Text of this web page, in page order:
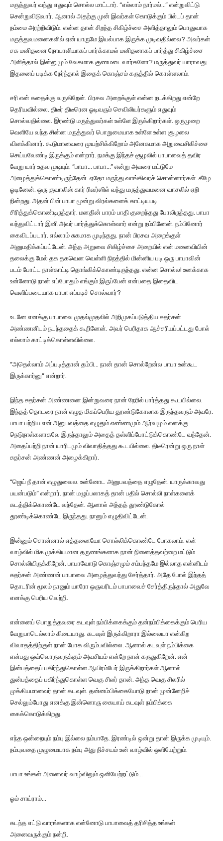
மருத்துவர் வந்து எதுவும் சொல்ல மாட்டார். “எல்லாம் நார்மல்…” என்றுவிட்டு
சென்றுவிடுவார். ஆனால் அதற்கு முன் இவர்கள் கொடுக்கும் பில்டப் தான்
நம்மை அரற்றிவிடும். என்ன தான் சிறந்த சிகிழ்ச்சை அளித்தாலும் பொதுவாக
மருத்துவமனைகளில் ஏன் யாருமே இயல்பாக இருக்க முடிவதில்லை? அவர்கள்
சக மனிதனை நோயாளியாகப் பார்க்காமல் மனிதனாகப் பார்த்து சிகிழ்ச்சை
அளித்தால் இன்னுமும் வேகமாக குணமடைவார்களோ? மருத்துவர் யாராவது
இதனைப் படிக்க நேர்ந்தால் இதைக் கொஞ்சம் கருத்தில் கொள்ளலாம்.
சரி என் கதைக்கு வருகிறேன். பிரசவ அறைக்குள் என்ன நடக்கிறது என்றே
தெரியவில்லை. திடீர் திடீரென ஓடிவரும் செவிலியர்களும் எதுவும்
சொல்வதில்லை. இரண்டு மருத்துவர்கள் உள்ளே இருக்கிறார்கள். ஒருமுறை
வெளியே வந்த சின்ன மருத்துவர் பொறுமையாக உள்ளே உள்ள சூழலை
விளக்கினார். கூடுமானவரை முயற்சிக்கிறோம் அனேகமாக அறுவைசிகிச்சை
செய்யவேண்டி இருக்கும் என்றார். நமக்கு இந்தச் சூழலில் பாபாவைத் தவிர
வேறு யார் உதவ முடியும். “பாபா… பாபா…” என்று அவரை மட்டுமே
அழைத்துக்கொண்டிருந்தேன். ஏதோ மருந்து வாங்கிவரச் சொன்னார்கள். கீழே
ஓடினேன். ஒரு குவாலிஸ் கார் ரிவர்ஸில் வந்து மருத்துவமனை வாசலில் ஏறி
நின்றது. அதன் பின் பாபா மூன்று விரல்களைக் காட்டியபடி
சிரித்துக்கொண்டிருந்தார். மனதின் பாரம் பாதி குறைந்தது போலிருந்தது. பாபா
வந்துவிட்டார் இனி அவர் பார்த்துக்கொள்வார் என்று நம்பினேன். நம்பினோர்
கைவிடப்படார். எல்லாம் சுகமாக முடிந்தது. நான் பிரசவ அறைக்குள்
அனுமதிக்கப்பட்டேன். அந்த அறுவை சிகிழ்ச்சை அறையில் என் மனைவியின்
தலைக்கு மேல் தக தகவென வெள்ளி நிறத்தில் மின்னிய படி ஒரு பாபாவின்
படம் போட்ட நாள்காட்டி தொங்கிக்கொண்டிருந்தது. என்ன சொல்ல! உனக்காக
உன்னோடு நான் எப்போதும் எங்கும் இருப்பேன் என்பதை இதைவிட
வெளிப்படையாக பாபா எப்படிச் சொல்வார்?
உடனே எனக்கு பாபாவை முதல்முதலில் அறிமுகப்படுத்திய சுதர்சன்
அண்ணனிடம் நடந்ததைக் கூறினேன். அவர் பெரிதாக ஆச்சரியப்பட்டது போல்
எல்லாம் காட்டிக்கொள்ளவில்லை.
“அதெல்லாம் அப்படித்தான் தம்பி… நான் தான் சொல்றேன்ல பாபா உன்கூட
இருக்கார்னு” என்றார்.
இந்த சுதர்சன் அண்ணனை இன்றுவரை நான் நேரில் பார்த்தது கூடயில்லை.
இந்தத் தொடரை நான் எழுத மிகப்பெரிய தூண்டுகோலாக இருந்தவரும் அவரே.
பாபா பற்றிய என் அனுபவத்தை எழுதும் எண்ணமும் ஆர்வமும் எனக்கு
நெடுநாள்களாகவே இருந்தாலும் அதைத் தள்ளிப்போட்டுக்கொண்டே வந்தேன்.
அதைப்பற்றி நான் யாரிடமும் விவாதித்தது கூடயில்லை. திடீரென்று ஒரு நாள்
சுதர்சன் அண்ணன் அழைக்கிறார்.
“ஜெய் நீ தான் எழுதுவைல. உன்னோட அனுபவத்தை எழுதேன். யாருக்காவது
பயன்படும்” என்றார். நான் மழுப்பலாகத் தான் பதில் சொல்லி நாள்களைக்
கடத்திக்கொண்டே வந்தேன். ஆனால் அந்தத் தூண்டுகோல்
தூண்டிக்கொண்டே இருந்தது. நானும் எழுதிவிட்டேன்.
இன்னும் சொன்னால் எத்தனையோ சொல்லிக்கொண்டே போகலாம். என்
வாழ்வில் மிக முக்கியமான தருணங்களாக நான் நினைத்தவற்றை மட்டும்
சொல்லியிருக்கிறேன். பாபாவோடு கொஞ்சமும் சம்பந்தமே இல்லாத என்னிடம்
சுதர்சன் அண்ணன் பாபாவை அழைத்துவந்து சேர்த்தார். அதே போல் இந்தத்
தொடரின் மூலம் நானும் யாரோ ஒருவரிடம் பாபாவைச் சேர்த்திருந்தால் அதுவே
எனக்கு பெரிய வெற்றி.
என்னைப் பொறுத்தவரை கடவுள் நம்பிக்கைக்கும் தன்நம்பிக்கைக்கும் பெரிய
வேறுபாடெல்லாம் கிடையாது. கடவுள் இருக்கிறாரா இல்லையா என்கிற
விவாதத்திற்குள் நான் போக விரும்பவில்லை. ஆனால் கடவுள் நம்பிக்கை
என்பது ஒவ்வொருவருக்கும் அவசியம் என்றே நான் கருதுகிறேன். என்
இன்பத்தைப் பகிர்ந்துகொள்ள ஆயிரம்பேர் இருக்கிறார்கள் ஆனால்
துன்பத்தைப் பகிர்ந்துகொள்ள வெகு சிலர் தான். அந்த வெகு சிலரில்
முக்கியமானவர் தான் கடவுள். தன்னம்பிக்கையோடு நான் முன்னேறிச்
செல்லும்போது எனக்கு இன்னொரு கையாய் கடவுள் நம்பிக்கை
கைக்கொடுக்கிறது.
எந்த ஒன்றையும் நம்பு இல்லை நம்பாதே. இரண்டில் ஒன்று தான் இருக்க முடியும்.
நம்புவதை முழுமையாக நம்பு அது நிச்சயம் உன் வாழ்வில் ஒளியேற்றும்.
பாபா உங்கள் அனைவர் வாழ்விலும் ஒளியேற்றட்டும்…
ஓம் சாய்ராம்…
கடந்த எட்டு வாரங்களாக என்னோடு பாபாவைத் தரிசித்த உங்கள்
அனைவருக்கும் நன்றி.